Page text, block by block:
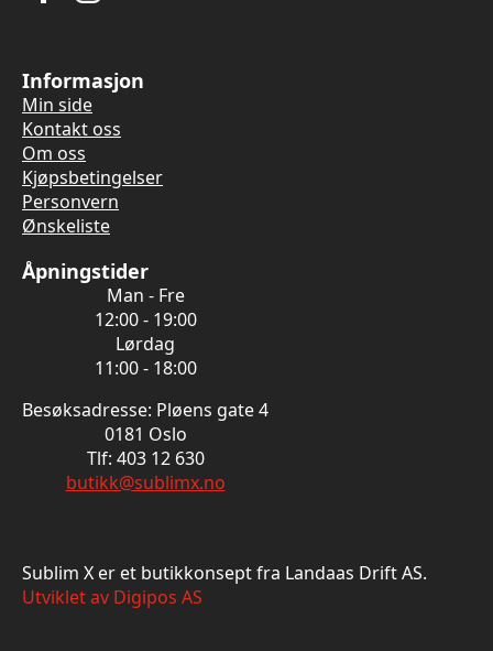
Informasjon
Min side
Kontakt oss
Om oss
Kjøpsbetingelser
Personvern
Ønskeliste
Åpningstider
Man - Fre
12:00 - 19:00
Lørdag
11:00 - 18:00
Besøksadresse: Pløens gate 4
0181 Oslo
Tlf: 403 12 630
butikk@sublimx.no
Sublim X er et butikkonsept fra Landaas Drift AS.
Utviklet av Digipos AS